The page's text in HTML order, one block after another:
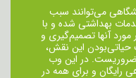
می‌توانند سبب
بهداشتی شده و با
آنها تصمیم‌گیری و
حیاتی‌بودن این نقش،
در این وب
رایگان و برای همه در